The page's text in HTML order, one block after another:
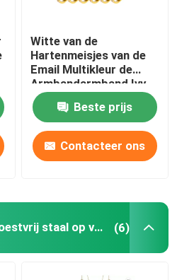
Oorringen
Halsband
Witte van de
Hartenmeisjes van de
Email Multikleur de
Armbandarmband Ivy
And Max Gold Finish
Beste prijs
Contacteer ons
Een halsketting van roestvrij staal op voorraad (6)